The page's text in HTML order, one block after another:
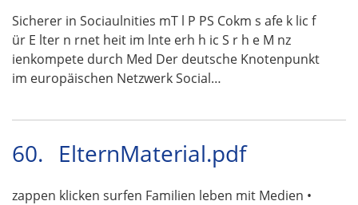
Sicherer in Sociaulnities mT l P PS Cokm s afe k lic f
ür E lter n rnet heit im lnte erh h ic S r h e M nz
ienkompete durch Med Der deutsche Knotenpunkt
im europäischen Netzwerk Social…
60. ElternMaterial.pdf
zappen klicken surfen Familien leben mit Medien •